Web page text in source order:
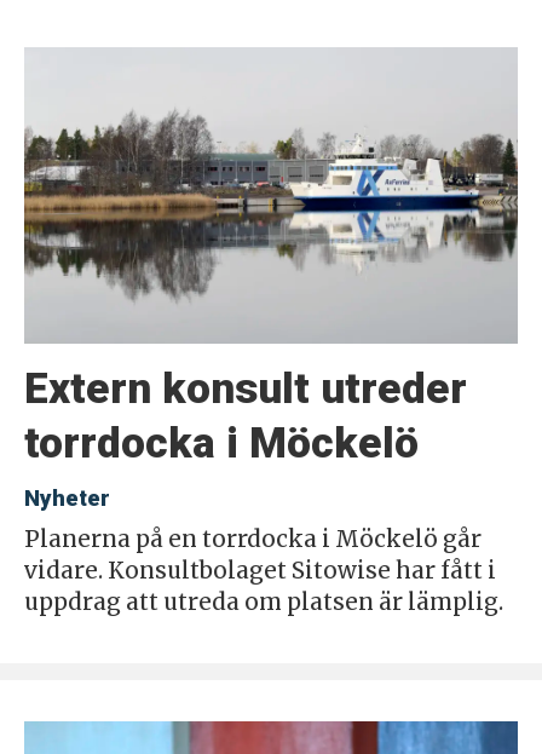
Extern konsult utreder
torrdocka i Möckelö
Nyheter
Planerna på en torrdocka i Möckelö går
vidare. Konsultbolaget Sitowise har fått i
uppdrag att utreda om platsen är lämplig.